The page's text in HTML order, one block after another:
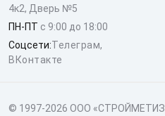
4к2, Дверь №5
ПН-ПТ с 9:00 до 18:00
Соцсети:Телеграм,
ВКонтакте
© 1997-2026 ООО